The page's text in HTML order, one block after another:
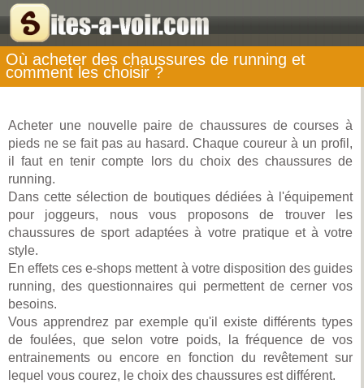
Où acheter des chaussures de running et
comment les choisir ?
Acheter une nouvelle paire de chaussures de courses à
pieds ne se fait pas au hasard. Chaque coureur à un profil,
il faut en tenir compte lors du choix des chaussures de
running.
Dans cette sélection de boutiques dédiées à l'équipement
pour joggeurs, nous vous proposons de trouver les
chaussures de sport adaptées à votre pratique et à votre
style.
En effets ces e-shops mettent à votre disposition des guides
running, des questionnaires qui permettent de cerner vos
besoins.
Vous apprendrez par exemple qu'il existe différents types
de foulées, que selon votre poids, la fréquence de vos
entrainements ou encore en fonction du revêtement sur
lequel vous courez, le choix des chaussures est différent.